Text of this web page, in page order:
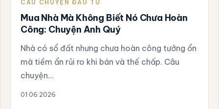
CÂU CHUYỆN ĐẦU TƯ
Mua Nhà Mà Không Biết Nó Chưa Hoàn
Công: Chuyện Anh Quý
Nhà có sổ đất nhưng chưa hoàn công tưởng ổn
mà tiềm ẩn rủi ro khi bán và thế chấp. Câu
chuyện…
01·06·2026